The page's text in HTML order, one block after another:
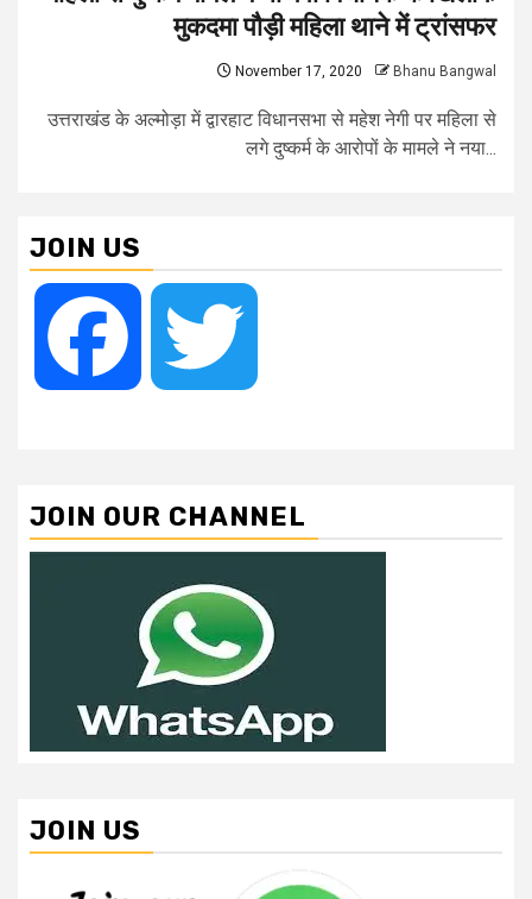
मुकदमा पौड़ी महिला थाने में ट्रांसफर
November 17, 2020 Bhanu Bangwal
उत्तराखंड के अल्मोड़ा में द्वारहाट विधानसभा से महेश नेगी पर महिला से
लगे दुष्कर्म के आरोपों के मामले ने नया...
JOIN US
Facebook
JOIN OUR CHANNEL
JOIN US